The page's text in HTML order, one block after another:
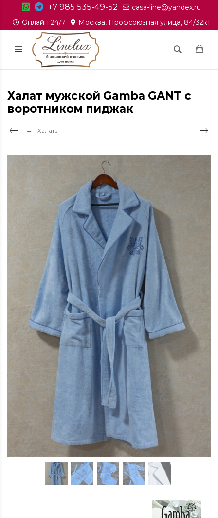
+7 985 535-49-52
casa-line@yandex.ru
Онлайн 24/7
Москва, Профсоюзная улица, 84/32к1
Халат мужской Gamba GANT c
воротником пиджак
Халаты